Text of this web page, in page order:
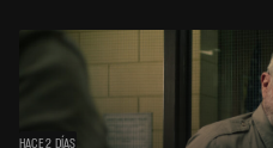
HACE 2 DÍAS